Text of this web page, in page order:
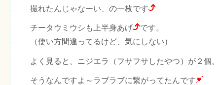
撮れたんじゃなーい、の一枚です
チータウミウシも上半身あげ
です。
（使い方間違ってるけど、気にしない）
よく見ると、ニジエラ（フサフサしたやつ）が２個。
そうなんですよ～ラブラブに繋がってたんです